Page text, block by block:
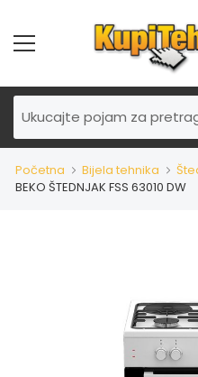
Početna Bijela tehnika
BEKO ŠTEDNJAK FSS 63010 DW